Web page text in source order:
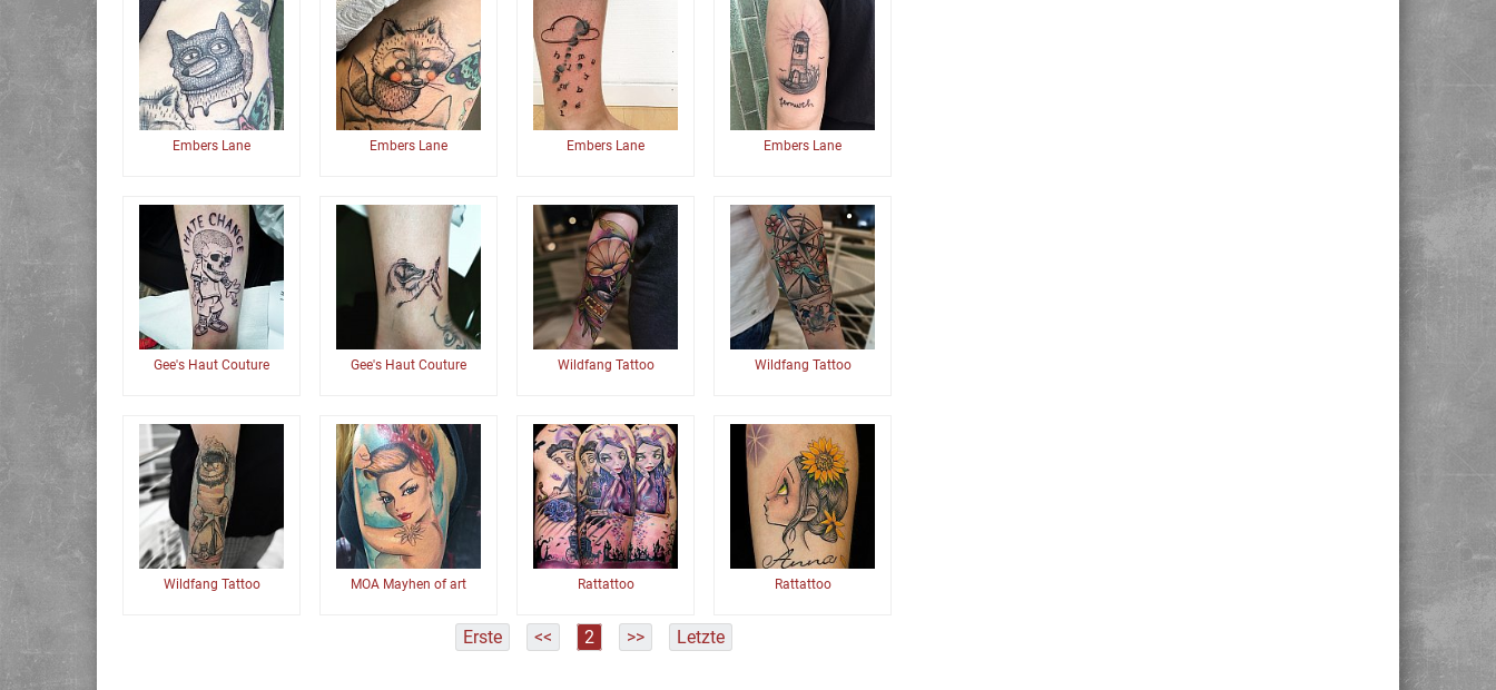
Embers Lane Embers Lane Embers Lane Embers Lane
Gee's Haut Couture Gee's Haut Couture Wildfang Tattoo Wildfang Tattoo
Wildfang Tattoo MOA Mayhen of art Rattattoo Rattattoo
Erste << 2 >> Letzte